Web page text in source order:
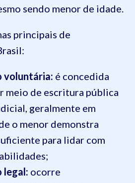
sendo menor de idade.
principais de
voluntária: é concedida
meio de escritura pública
geralmente em
o menor demonstra
para lidar com
legal: ocorre